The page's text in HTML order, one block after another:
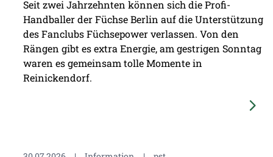
Seit zwei Jahrzehnten können sich die Profi-
Handballer der Füchse Berlin auf die Unterstützung
des Fanclubs Füchsepower verlassen. Von den
Rängen gibt es extra Energie, am gestrigen Sonntag
waren es gemeinsam tolle Momente in
Reinickendorf.